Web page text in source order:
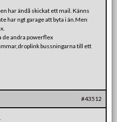
har ändå skickat ett mail. Känns
har ngt garage att byta i än.Men
de andra powerflex
bussningarna till ett
#43512